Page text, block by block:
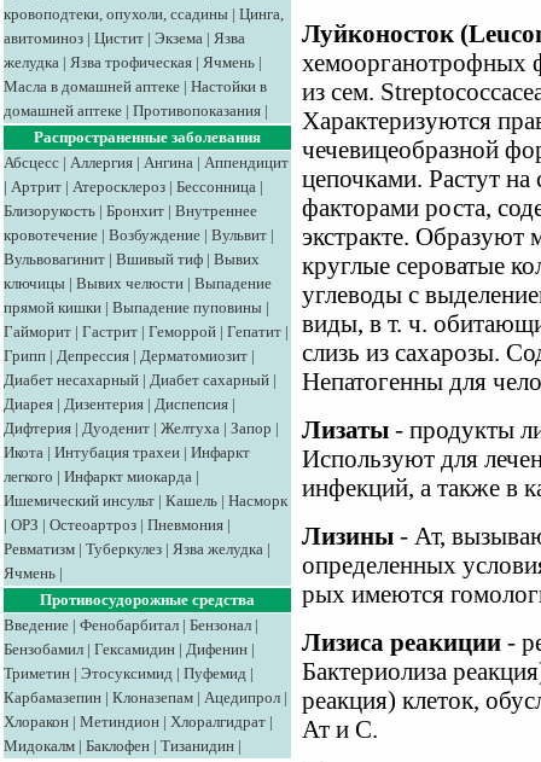
кровоподтеки, опухоли, ссадины | Цинга,
авитоминоз | Цистит | Экзема | Язва
желудка | Язва трофическая | Ячмень |
Масла в домашней аптеке | Настойки в
домашней аптеке | Противопоказания |
Распространенные заболевания
Абсцесс | Аллергия | Ангина | Аппендицит
| Артрит | Атеросклероз | Бессонница |
Близорукость | Бронхит | Внутреннее
кровотечение | Возбуждение | Вульвит |
Вульвовагинит | Вшивый тиф | Вывих
ключицы | Вывих челюсти | Выпадение
прямой кишки | Выпадение пуповины |
Гайморит | Гастрит | Геморрой | Гепатит |
Грипп | Депрессия | Дерматомиозит |
Диабет несахарный | Диабет сахарный |
Диарея | Дизентерия | Диспепсия |
Дифтерия | Дуоденит | Желтуха | Запор |
Икота | Интубация трахеи | Инфаркт
легкого | Инфаркт миокарда |
Ишемический инсульт | Кашель | Насморк
| ОРЗ | Остеоартроз | Пневмония |
Ревматизм | Туберкулез | Язва желудка |
Ячмень |
Противосудорожные средства
Введение | Фенобарбитал | Бензонал |
Бензобамил | Гексамидин | Дифенин |
Триметин | Этосуксимид | Пуфемид |
Карбамазепин | Клоназепам | Ацедипрол |
Хлоракон | Метиндион | Хлоралгидрат |
Мидокалм | Баклофен | Тизанидин |
Луйконосток
хемоорганотрофных
из сем.
Характеризуются
чечевицеобразной
цепочками. Растут
факторами роста,
экстракте. Образуют
круглые сероватые
углеводы с
виды, в т. ч.
слизь из сахарозы.
Непатогенны для
Лизаты - продукты
Используют для
инфекций, а также в
Лизины - Ат,
определенных
рых имеются
Лизиса реакиции -
Бактериолиза
реакция) клеток,
Ат и С.